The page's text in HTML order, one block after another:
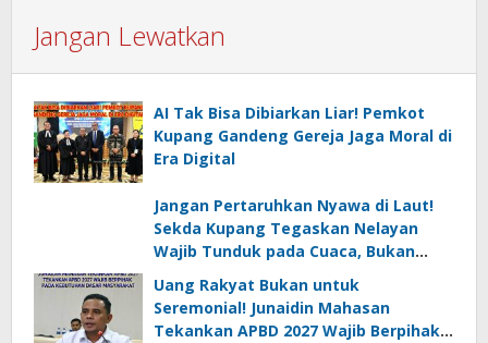
Jangan Lewatkan
AI Tak Bisa Dibiarkan Liar! Pemkot
Kupang Gandeng Gereja Jaga Moral di
Era Digital
Jangan Pertaruhkan Nyawa di Laut!
Sekda Kupang Tegaskan Nelayan
Wajib Tunduk pada Cuaca, Bukan
Sekadar Kejar Hasil
Uang Rakyat Bukan untuk
Seremonial! Junaidin Mahasan
Tekankan APBD 2027 Wajib Berpihak